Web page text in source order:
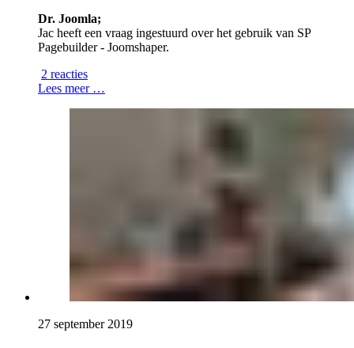
Dr. Joomla;
Jac heeft een vraag ingestuurd over het gebruik van SP
Pagebuilder - Joomshaper.
2 reacties
Lees meer …
27 september 2019